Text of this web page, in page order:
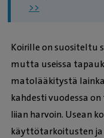
>>
Koirille on suositeltu
mutta useissa
matolääkitystä
kahdesti vuodessa
liian harvoin. Usean
käyttötarkoitusten